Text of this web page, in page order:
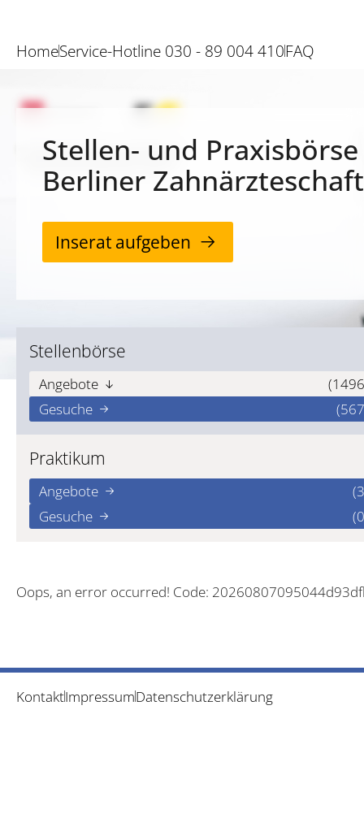
HomeService-Hotline 030 - 89 004 410FAQ
Stellen- und
Berliner Zahnärzteschaft
Inserat aufgeben
Stellenbörse
Angebote
Gesuche
Praktikum
Angebote
Gesuche
Oops, an error occurred! Code:
KontaktImpressumDatenschutzerklärung